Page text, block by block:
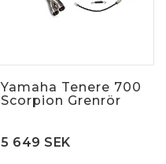
Yamaha Tenere 700
Scorpion Grenrör
5 649 SEK